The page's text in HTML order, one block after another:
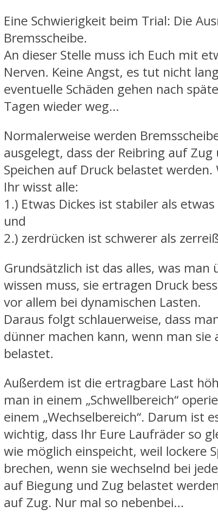
Eine Schwierigkeit beim Trial: Die
Bremsscheibe.
An dieser Stelle muss ich Euch mit
Nerven. Keine Angst, es tut nicht
eventuelle Schäden gehen nach
Tagen wieder weg…
Normalerweise werden
ausgelegt, dass der Reibring auf Zug
Speichen auf Druck belastet werden.
Ihr wisst alle:
1.) Etwas Dickes ist stabiler als
und
2.) zerdrücken ist schwerer als
Grundsätzlich ist das alles, was man
wissen muss, sie ertragen Druck
vor allem bei dynamischen Lasten.
Daraus folgt schlauerweise, dass
dünner machen kann, wenn man sie
belastet.
Außerdem ist die ertragbare Last
man in einem „Schwellbereich“
einem „Wechselbereich“. Darum ist
wichtig, dass Ihr Eure Laufräder so
wie möglich einspeicht, weil lockere
brechen, wenn sie wechselnd bei
auf Biegung und Zug belastet
auf Zug. Nur mal so nebenbei…